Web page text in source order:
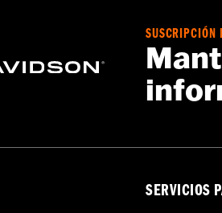
instalada en el
información sobre el estado de la
www.h-d.com/warranty
SUSCRIPCIÓN
SERVICIOS